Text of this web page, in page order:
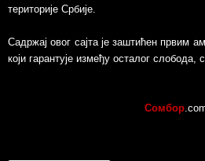
територије Србије.
Садржај овог сајта је заштићен првим
који гарантује између осталог слобода,
Сомбор